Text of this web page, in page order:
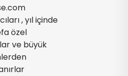
, yıl içinde
özel
ve büyük